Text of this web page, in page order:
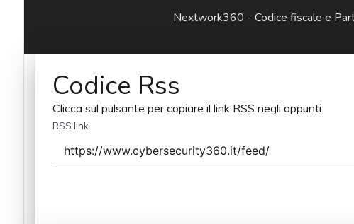
Nextwork360 - Codice fiscale e
Codice Rss
Clicca sul pulsante per copiare il link RSS negli appunti.
RSS link